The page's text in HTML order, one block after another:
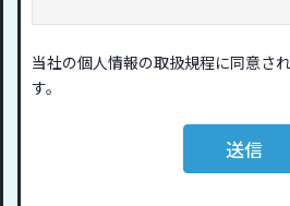
当社の個人情報の取扱規程に同意さ
す。